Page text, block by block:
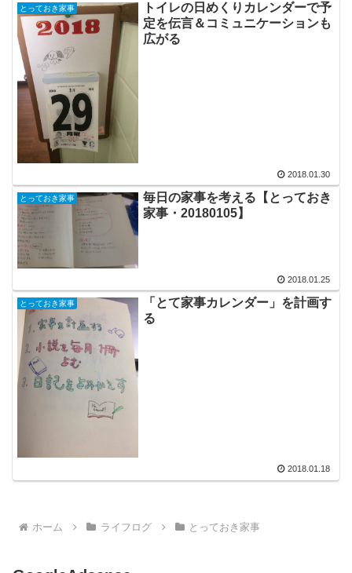
とっておき家事
トイレの日めくりカレンダーで予
定を伝言＆コミュニケーションも
広がる
2018.01.30
とっておき家事
毎日の家事を考える【とっておき
家事・20180105】
2018.01.25
とっておき家事
「とて家事カレンダー」を計画す
る
2018.01.18
ホーム ライフログ とっておき家事